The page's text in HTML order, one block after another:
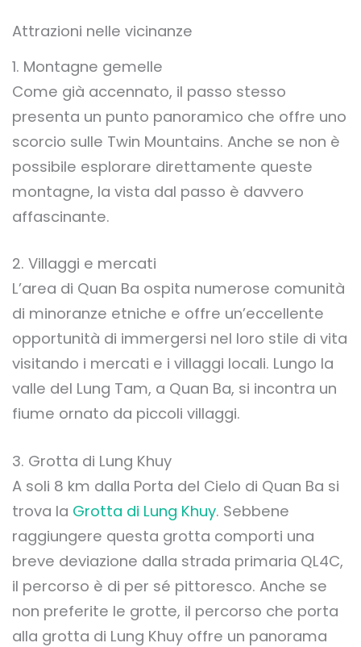
Attrazioni nelle vicinanze
1. Montagne gemelle
Come già accennato, il passo stesso
presenta un punto panoramico che offre uno
scorcio sulle Twin Mountains. Anche se non è
possibile esplorare direttamente queste
montagne, la vista dal passo è davvero
affascinante.
2. Villaggi e mercati
L’area di Quan Ba ospita numerose comunità
di minoranze etniche e offre un’eccellente
opportunità di immergersi nel loro stile di vita
visitando i mercati e i villaggi locali. Lungo la
valle del Lung Tam, a Quan Ba, si incontra un
fiume ornato da piccoli villaggi.
3. Grotta di Lung Khuy
A soli 8 km dalla Porta del Cielo di Quan Ba si
trova la Grotta di Lung Khuy. Sebbene
raggiungere questa grotta comporti una
breve deviazione dalla strada primaria QL4C,
il percorso è di per sé pittoresco. Anche se
non preferite le grotte, il percorso che porta
alla grotta di Lung Khuy offre un panorama